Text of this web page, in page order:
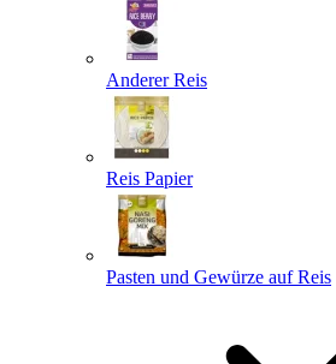
Anderer Reis
Reis Papier
Pasten und Gewürze auf Reis